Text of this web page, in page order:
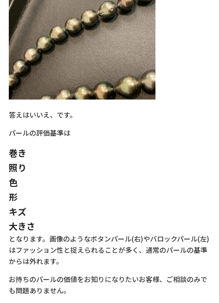
答えはいいえ、です。
パールの評価基準は
巻き
照り
色
形
キズ
大きさ
となります。画像のようなボタンパール(右)やバロックパール(左)
はファッション性と捉えられることが多く、通常のパールの基準
からは外れます。
お持ちのパールの価値をお知りになりたいお客様、ご相談のみで
も問題ありません。